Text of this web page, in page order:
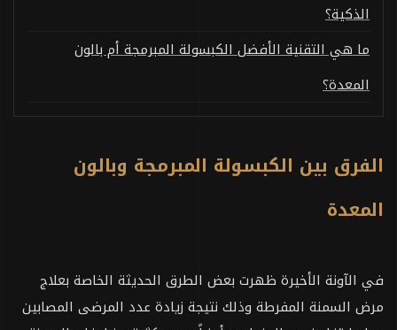
الذكية؟
ما هي التقنية الأفضل الكبسولة المبرمجة أم بالون
المعدة؟
الفرق بين الكبسولة المبرمجة وبالون
المعدة
في الآونة الأخيرة ظهرت بعض الطرق الحديثة الخاصة بعلاج
مرض السمنة المفرطة وذلك نتيجة زيادة عدد المرضى المصابين